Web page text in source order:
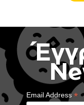
Email Address*